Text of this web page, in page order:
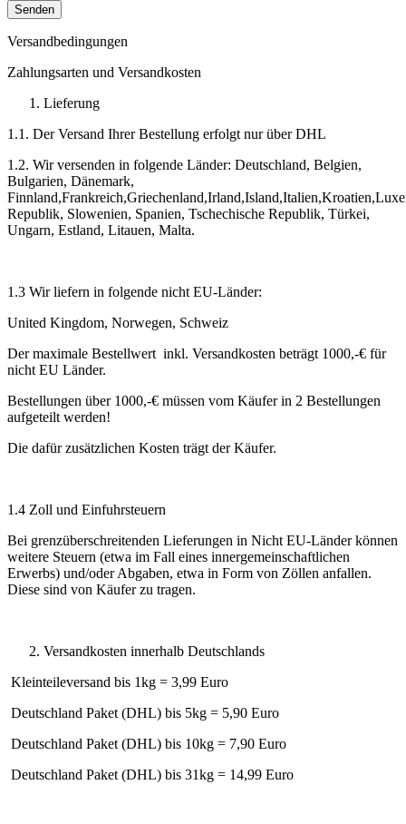
Versandbedingungen
Zahlungsarten und Versandkosten
Lieferung
1.1. Der Versand Ihrer Bestellung erfolgt nur über DHL
1.2. Wir versenden in folgende Länder: Deutschland, Belgien,
Bulgarien, Dänemark,
Republik, Slowenien, Spanien, Tschechische Republik, Türkei,
Ungarn, Estland, Litauen, Malta.
1.3 Wir liefern in folgende nicht EU-Länder:
United Kingdom, Norwegen, Schweiz
Der maximale Bestellwert inkl. Versandkosten beträgt 1000,-€ für
nicht EU Länder.
Bestellungen über 1000,-€ müssen vom Käufer in 2 Bestellungen
aufgeteilt werden!
Die dafür zusätzlichen Kosten trägt der Käufer.
1.4 Zoll und Einfuhrsteuern
Bei grenzüberschreitenden Lieferungen in Nicht EU-Länder können
weitere Steuern (etwa im Fall eines innergemeinschaftlichen
Erwerbs) und/oder Abgaben, etwa in Form von Zöllen anfallen.
Diese sind von Käufer zu tragen.
Versandkosten innerhalb Deutschlands
Kleinteileversand bis 1kg = 3,99 Euro
Deutschland Paket (DHL) bis 5kg = 5,90 Euro
Deutschland Paket (DHL) bis 10kg = 7,90 Euro
Deutschland Paket (DHL) bis 31kg = 14,99 Euro